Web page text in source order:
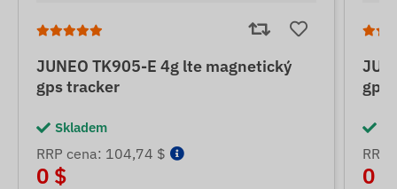
JUNEO TK905-E 4g lte magnetický
gps tracker
Skladem
RRP cena: 104,74 $
0 $
gps
RRP
0 $